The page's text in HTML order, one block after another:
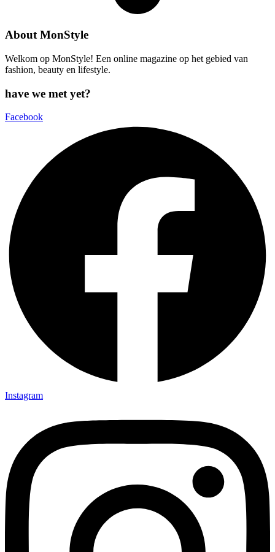
About MonStyle
Welkom op MonStyle! Een online magazine op het gebied van
fashion, beauty en lifestyle.
have we met yet?
Facebook
Instagram